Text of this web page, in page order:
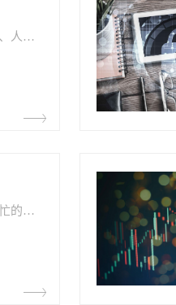
智慧财务软件是指集成了大数据、云计算、人工智能等科技手段，帮助企业实现数字化财务管理的软件系统。随着数字化时代的到来，越来越多的企业开始采用智慧财务软件，以提高企业财务决策效率和管理精度。
在月底和月初，往往是公司财务人员很繁忙的时刻，尤其是当报税、出报表、登账等各种事项都交由人工来处理时，也会是这些人员加班情况更严重的时候。